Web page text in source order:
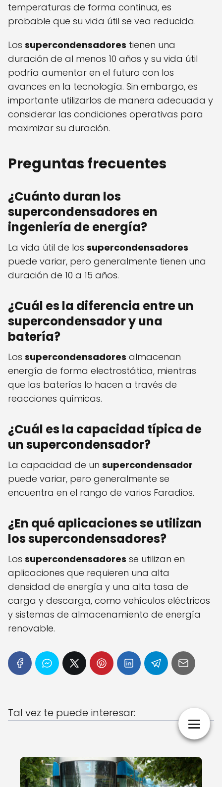
temperaturas de forma continua, es
probable que su vida útil se vea reducida.
Los supercondensadores tienen una
duración de al menos 10 años y su vida útil
podría aumentar en el futuro con los
avances en la tecnología. Sin embargo, es
importante utilizarlos de manera adecuada y
considerar las condiciones operativas para
maximizar su duración.
Preguntas frecuentes
¿Cuánto duran los
supercondensadores en
ingeniería de energía?
La vida útil de los supercondensadores
puede variar, pero generalmente tienen una
duración de 10 a 15 años.
¿Cuál es la diferencia entre un
supercondensador y una
batería?
Los supercondensadores almacenan
energía de forma electrostática, mientras
que las baterías lo hacen a través de
reacciones químicas.
¿Cuál es la capacidad típica de
un supercondensador?
La capacidad de un supercondensador
puede variar, pero generalmente se
encuentra en el rango de varios Faradios.
¿En qué aplicaciones se utilizan
los supercondensadores?
Los supercondensadores se utilizan en
aplicaciones que requieren una alta
densidad de energía y una alta tasa de
carga y descarga, como vehículos eléctricos
y sistemas de almacenamiento de energía
renovable.
Tal vez te puede interesar: